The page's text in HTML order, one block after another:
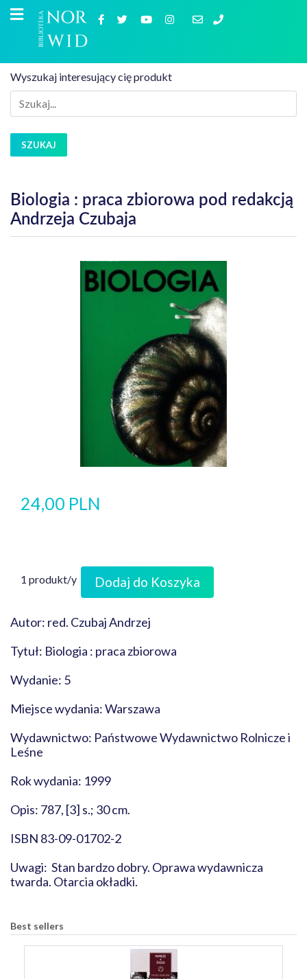
Wyszukaj interesujący cię produkt
SZUKAJ
Biologia : praca zbiorowa pod redakcją
Andrzeja Czubaja
24,00 PLN
1 produkt/y Dodaj do Koszyka
Autor: red. Czubaj Andrzej
Tytuł: Biologia : praca zbiorowa
Wydanie: 5
Miejsce wydania: Warszawa
Wydawnictwo: Państwowe Wydawnictwo Rolnicze i
Leśne
Rok wydania: 1999
Opis: 787, [3] s.; 30 cm.
ISBN 83-09-01702-2
Uwagi: Stan bardzo dobry. Oprawa wydawnicza
twarda. Otarcia okładki.
Best sellers